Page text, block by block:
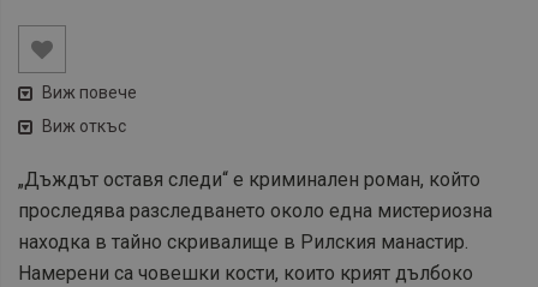
Виж повече
Виж откъс
„Дъждът оставя следи“ е криминален роман, който
проследява разследването около една мистериозна
находка в тайно скривалище в Рилския манастир.
Намерени са човешки кости, които крият дълбоко